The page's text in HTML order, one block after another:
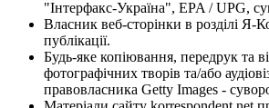
"Інтерфакс-Україна", EPA / UPG,
Власник веб-сторінки в розділі Я-
публікації.
Будь-яке копіювання, передрук та
фотографічних творів та/або
правовласника Getty Images -